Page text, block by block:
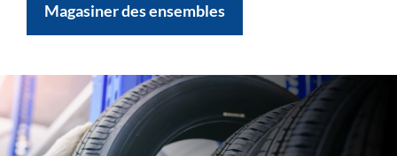
Magasiner des ensembles